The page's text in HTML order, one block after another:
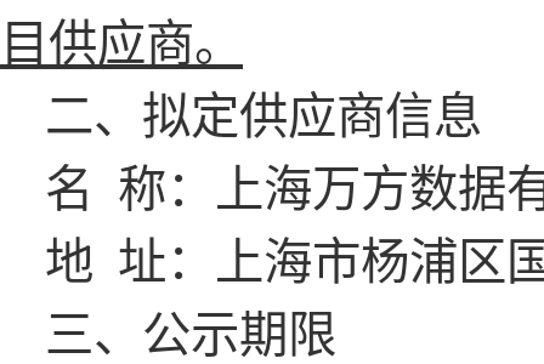
目供应商。
二、拟定供应商信息
名 称：上海
地 址：上海市杨浦区
三、公示期限